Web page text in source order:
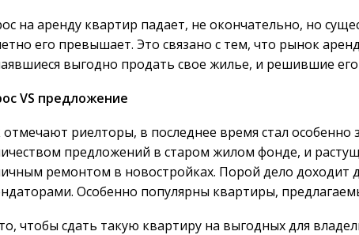
на аренду квартир падает, не окончательно, но
его превышает. Это связано с тем, что рынок
выгодно продать свое жилье, и решившие его
VS предложение
отмечают риелторы, в последнее время стал
предложений в старом жилом фонде, и
ремонтом в новостройках. Порой дело доходит
Особенно популярны квартиры,
чтобы сдать такую квартиру на выгодных для